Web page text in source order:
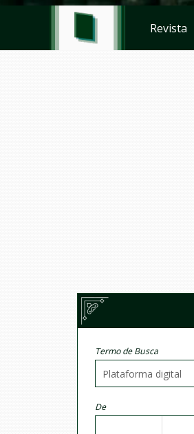
Revista
Termo de Busca
De